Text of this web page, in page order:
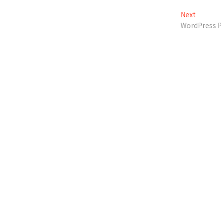
NextNext
post:
WordPress